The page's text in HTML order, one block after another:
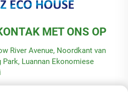
MET ONS OP
River Avenue, Noordkant van
Park, Luannan Ekonomiese